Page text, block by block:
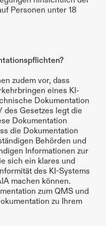
Personen unter 18
zudem vor, dass
eines KI-
Dokumentation
des Gesetzes legt die
Dokumentation
die Dokumentation
Behörden und
Informationen zur
sich ein klares und
des KI-Systems
machen können.
zum QMS und
zu Ihrem